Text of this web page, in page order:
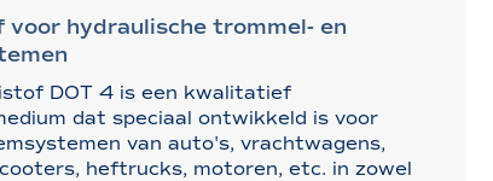
voor hydraulische trommel- en
DOT 4 is een kwalitatief
dat speciaal ontwikkeld is voor
van auto's, vrachtwagens,
heftrucks, motoren, etc. in zowel